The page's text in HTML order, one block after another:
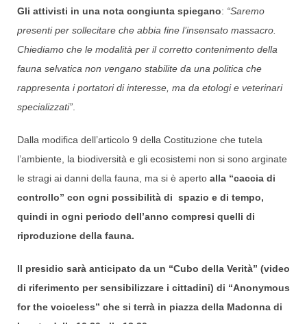
Gli attivisti in una nota congiunta spiegano: “Saremo
presenti per sollecitare che abbia fine l’insensato massacro.
Chiediamo che le modalità per il corretto contenimento della
fauna selvatica non vengano stabilite da una politica che
rappresenta i portatori di interesse, ma da etologi e veterinari
specializzati”
Dalla modifica dell’articolo 9 della Costituzione che tutela
l’ambiente, la biodiversità e gli ecosistemi non si sono arginate
le stragi ai danni della fauna, ma si è aperto alla “caccia di
controllo” con ogni possibilità di spazio e di tempo,
quindi in ogni periodo dell’anno compresi quelli di
riproduzione della fauna.
Il presidio sarà anticipato da un “Cubo della Verità” (video
di riferimento per sensibilizzare i cittadini) di “Anonymous
for the voiceless” che si terrà in piazza della Madonna di